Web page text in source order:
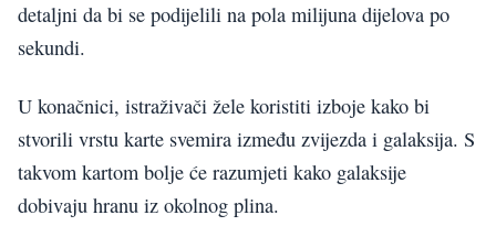
detaljni da bi se podijelili na pola milijuna dijelova po
sekundi.
U konačnici, istraživači žele koristiti izboje kako bi
stvorili vrstu karte svemira između zvijezda i galaksija. S
takvom kartom bolje će razumjeti kako galaksije
dobivaju hranu iz okolnog plina.